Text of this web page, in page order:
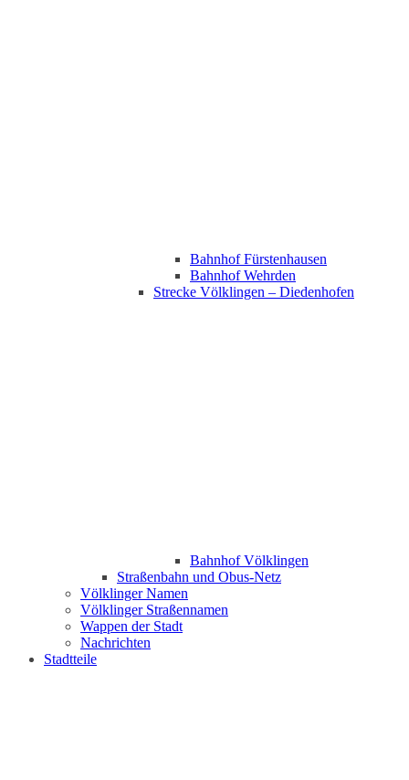
Bahnhof Fürstenhausen
Bahnhof Wehrden
Strecke Völklingen – Diedenhofen
Bahnhof Völklingen
Straßenbahn und Obus-Netz
Völklinger Namen
Völklinger Straßennamen
Wappen der Stadt
Nachrichten
Stadtteile